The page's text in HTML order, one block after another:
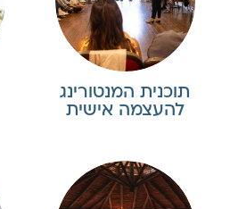
תוכנית המנטורינג
להעצמה אישית